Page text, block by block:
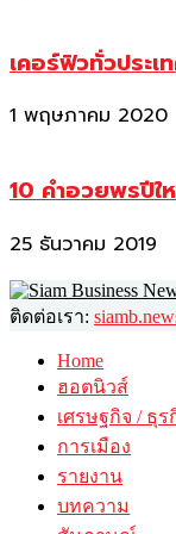
เคอร์ฟิวทั่วประเ
1 พฤษภาคม 2020
10 คำอวยพรปี
25 ธันวาคม 2019
ติดต่อเรา:
Home
ฮอตนิวส์
เศรษฐกิจ / ธุ
การเมือง
รายงาน
บทความ